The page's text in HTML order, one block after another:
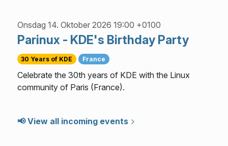
Onsdag 14. Oktober 2026 19:00 +0100
Parinux - KDE's Birthday Party
30 Years of KDE France
Celebrate the 30th years of KDE with the Linux
community of Paris (France).
📢 View all incoming events